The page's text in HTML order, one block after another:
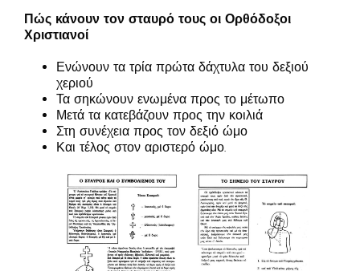
Πώς κάνουν τον σταυρό τους οι Ορθόδοξοι
Χριστιανοί
Ενώνουν τα τρία πρώτα δάχτυλα του δεξιού
χεριού
Τα σηκώνουν ενωμένα προς το μέτωπο
Μετά τα κατεβάζουν προς την κοιλιά
Στη συνέχεια προς τον δεξιό ώμο
Και τέλος στον αριστερό ώμο.